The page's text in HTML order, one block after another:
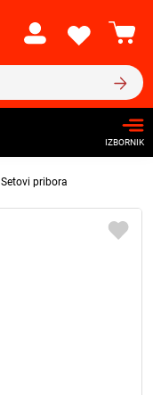
IZBORNIK
Setovi pribora